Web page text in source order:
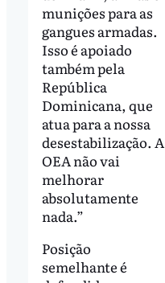
munições para as
gangues armadas.
Isso é apoiado
também pela
República
Dominicana, que
atua para a nossa
desestabilização. A
OEA não vai
melhorar
absolutamente
nada.”
Posição
semelhante é